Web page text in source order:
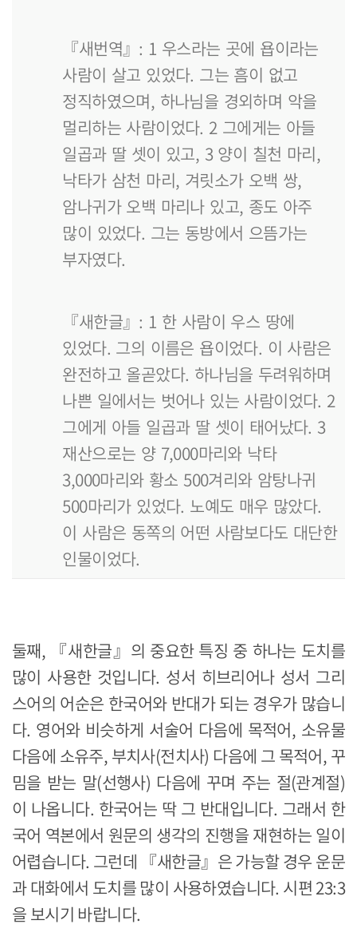
『새번역』: 1 우스라는 곳에 욥이라는
사람이 살고 있었다. 그는 흠이 없고
정직하였으며, 하나님을 경외하며 악을
멀리하는 사람이었다. 2 그에게는 아들
일곱과 딸 셋이 있고, 3 양이 칠천 마리,
낙타가 삼천 마리, 겨릿소가 오백 쌍,
암나귀가 오백 마리나 있고, 종도 아주
많이 있었다. 그는 동방에서 으뜸가는
부자였다.
『새한글』: 1 한 사람이 우스 땅에
있었다. 그의 이름은 욥이었다. 이 사람은
완전하고 올곧았다. 하나님을 두려워하며
나쁜 일에서는 벗어나 있는 사람이었다. 2
그에게 아들 일곱과 딸 셋이 태어났다. 3
재산으로는 양 7,000마리와 낙타
3,000마리와 황소 500겨리와 암탕나귀
500마리가 있었다. 노예도 매우 많았다.
이 사람은 동쪽의 어떤 사람보다도 대단한
인물이었다.
둘째, 『새한글』의 중요한 특징 중 하나는 도치를
많이 사용한 것입니다. 성서 히브리어나 성서 그리
스어의 어순은 한국어와 반대가 되는 경우가 많습니
다. 영어와 비슷하게 서술어 다음에 목적어, 소유물
다음에 소유주, 부치사(전치사) 다음에 그 목적어, 꾸
밈을 받는 말(선행사) 다음에 꾸며 주는 절(관계절)
이 나옵니다. 한국어는 딱 그 반대입니다. 그래서 한
국어 역본에서 원문의 생각의 진행을 재현하는 일이
어렵습니다. 그런데 『새한글』은 가능할 경우 운문
과 대화에서 도치를 많이 사용하였습니다. 시편 23:3
을 보시기 바랍니다.